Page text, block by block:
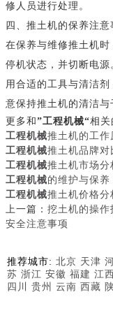
修人员进行处理。
四、推土机的保养注意
在保养与维修推土机
停机状态，并切断电
用合适的工具与清洁
意保持推土机的清洁与
更多和 ”工程机械“相关
工程机械推土机的工作
工程机械推土机品牌对
工程机械推土机市场分
工程机械的维护与保
工程机械推土机价格分
上一篇： 挖土机的操作
安全注意事项
推荐城市: 北京 天津
苏 浙江 安徽 福建 江西
四川
贵州 云南 西藏